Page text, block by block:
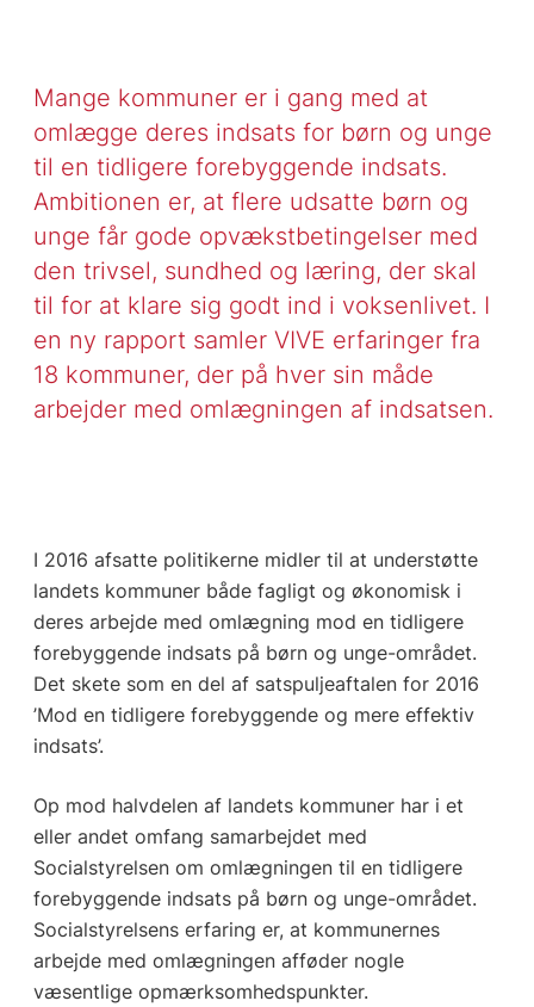
Mange kommuner er i gang med at
omlægge deres indsats for børn og unge
til en tidligere forebyggende indsats.
Ambitionen er, at flere udsatte børn og
unge får gode opvækstbetingelser med
den trivsel, sundhed og læring, der skal
til for at klare sig godt ind i voksenlivet. I
en ny rapport samler VIVE erfaringer fra
18 kommuner, der på hver sin måde
arbejder med omlægningen af indsatsen.
I 2016 afsatte politikerne midler til at understøtte
landets kommuner både fagligt og økonomisk i
deres arbejde med omlægning mod en tidligere
forebyggende indsats på børn og unge-området.
Det skete som en del af satspuljeaftalen for 2016
’Mod en tidligere forebyggende og mere effektiv
indsats’.
Op mod halvdelen af landets kommuner har i et
eller andet omfang samarbejdet med
Socialstyrelsen om omlægningen til en tidligere
forebyggende indsats på børn og unge-området.
Socialstyrelsens erfaring er, at kommunernes
arbejde med omlægningen afføder nogle
væsentlige opmærksomhedspunkter.